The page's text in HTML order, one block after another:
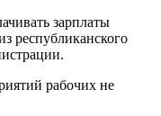
зарплаты
республиканского
рабочих не